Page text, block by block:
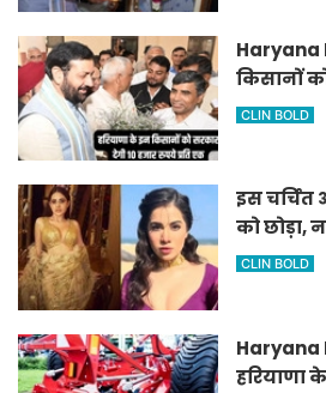
Haryana
किसानों
रुपये प्रति
CLIN BOLD
इस चर्चित
को छोड़ा,
हो रही
CLIN BOLD
Haryana
हरियाणा